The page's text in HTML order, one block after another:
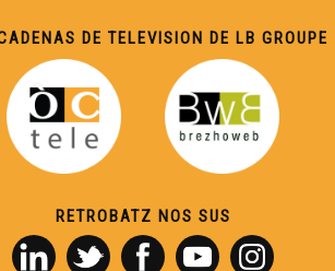
DE TELEVISION DE LB GROUPE
RETROBATZ NOS SUS